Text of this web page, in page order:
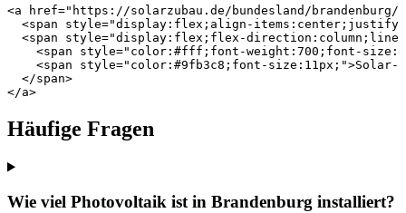
<a href="https://solarzubau.de/bundesland/
<span style="display:flex;align-
<span style="display:flex;flex-
<span style="color:#fff;font-weight:700;font-
<span style="color:#9fb3c8;font-
  </span>
</a>
Häufige Fragen
Wie viel Photovoltaik ist in Brandenburg installiert?